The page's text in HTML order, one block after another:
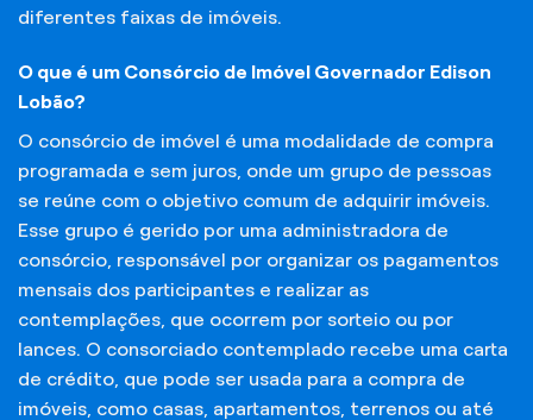
diferentes faixas de imóveis.
O que é um Consórcio de Imóvel Governador Edison
Lobão?
O consórcio de imóvel é uma modalidade de compra
programada e sem juros, onde um grupo de pessoas
se reúne com o objetivo comum de adquirir imóveis.
Esse grupo é gerido por uma administradora de
consórcio, responsável por organizar os pagamentos
mensais dos participantes e realizar as
contemplações, que ocorrem por sorteio ou por
lances. O consorciado contemplado recebe uma carta
de crédito, que pode ser usada para a compra de
imóveis, como casas, apartamentos, terrenos ou até